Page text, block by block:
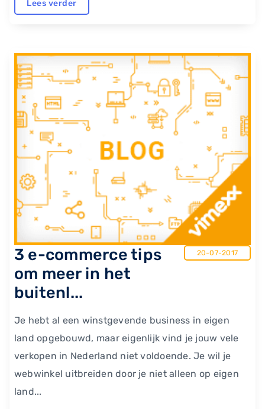
Lees verder
3 e-commerce tips
om meer in het
buitenl...
20-07-2017
Je hebt al een winstgevende business in eigen
land opgebouwd, maar eigenlijk vind je jouw vele
verkopen in Nederland niet voldoende. Je wil je
webwinkel uitbreiden door je niet alleen op eigen
land...